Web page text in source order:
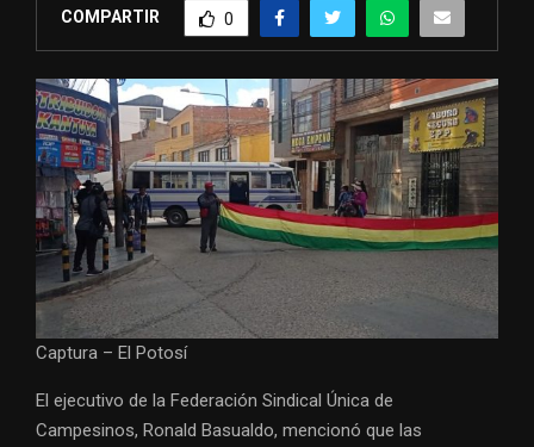
COMPARTIR 0
Captura – El Potosí
El ejecutivo de la Federación Sindical Única de
Campesinos, Ronald Basualdo, mencionó que las